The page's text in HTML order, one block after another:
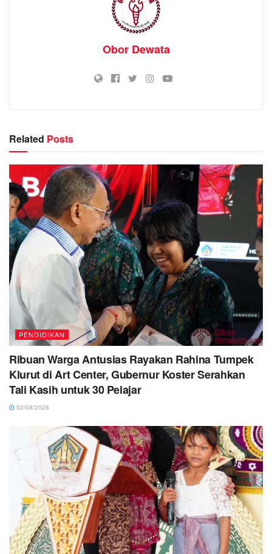
Obor Dewata
Related Posts
PENDIDIKAN
Ribuan Warga Antusias Rayakan Rahina Tumpek
Klurut di Art Center, Gubernur Koster Serahkan
Tali Kasih untuk 30 Pelajar
02/08/2026